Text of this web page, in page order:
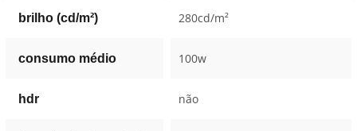
brilho (cd/m²) 280cd/m²
consumo médio 100w
hdr não